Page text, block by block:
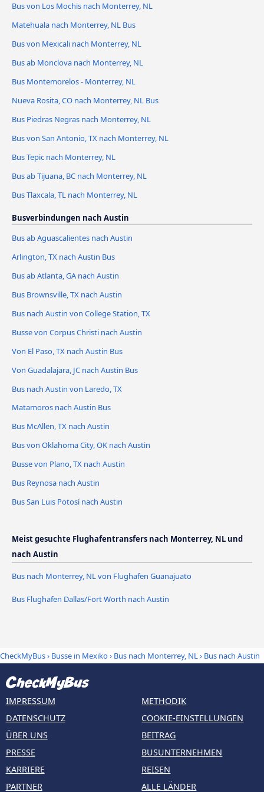
Bus von Los Mochis nach Monterrey, NL
Matehuala nach Monterrey, NL Bus
Bus von Mexicali nach Monterrey, NL
Bus ab Monclova nach Monterrey, NL
Bus Montemorelos - Monterrey, NL
Nueva Rosita, CO nach Monterrey, NL Bus
Bus Piedras Negras nach Monterrey, NL
Bus von San Antonio, TX nach Monterrey, NL
Bus Tepic nach Monterrey, NL
Bus ab Tijuana, BC nach Monterrey, NL
Bus Tlaxcala, TL nach Monterrey, NL
Busverbindungen nach Austin
Bus ab Aguascalientes nach Austin
Arlington, TX nach Austin Bus
Bus ab Atlanta, GA nach Austin
Bus Brownsville, TX nach Austin
Bus nach Austin von College Station, TX
Busse von Corpus Christi nach Austin
Von El Paso, TX nach Austin Bus
Von Guadalajara, JC nach Austin Bus
Bus nach Austin von Laredo, TX
Matamoros nach Austin Bus
Bus McAllen, TX nach Austin
Bus von Oklahoma City, OK nach Austin
Busse von Plano, TX nach Austin
Bus Reynosa nach Austin
Bus San Luis Potosí nach Austin
Meist gesuchte Flughafentransfers nach Monterrey, NL und
nach Austin
Bus nach Monterrey, NL von Flughafen Guanajuato
Bus Flughafen Dallas/Fort Worth nach Austin
CheckMyBus› Busse in Mexiko› Bus nach Monterrey, NL › Bus nach Austin
IMPRESSUM
DATENSCHUTZ
ÜBER UNS
PRESSE
KARRIERE
PARTNER
METHODIK
COOKIE-EINSTELLUNGEN
BEITRAG
BUSUNTERNEHMEN
REISEN
ALLE LÄNDER